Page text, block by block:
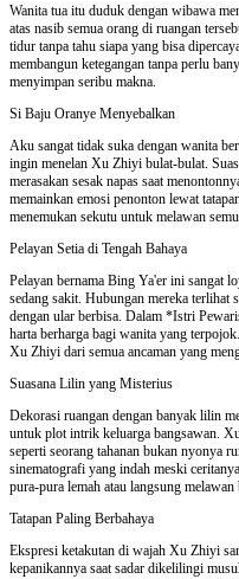
Wanita tua itu duduk dengan wibawa
atas nasib semua orang di ruangan
tidur tanpa tahu siapa yang bisa
membangun ketegangan tanpa perlu
menyimpan seribu makna.
Si Baju Oranye Menyebalkan
Aku sangat tidak suka dengan wanita
ingin menelan Xu Zhiyi bulat-bulat.
merasakan sesak napas saat
memainkan emosi penonton lewat
menemukan sekutu untuk melawan
Pelayan Setia di Tengah Bahaya
Pelayan bernama Bing Ya'er ini sangat
sedang sakit. Hubungan mereka terlihat
dengan ular berbisa. Dalam *Istri
harta berharga bagi wanita yang
Xu Zhiyi dari semua ancaman yang
Suasana Lilin yang Misterius
Dekorasi ruangan dengan banyak lilin
untuk plot intrik keluarga bangsawan.
seperti seorang tahanan bukan nyonya
sinematografi yang indah meski
pura-pura lemah atau langsung melawan
Tatapan Paling Berbahaya
Ekspresi ketakutan di wajah Xu Zhiyi
kepanikannya saat sadar dikelilingi